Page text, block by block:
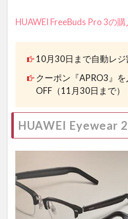
HUAWEI FreeBuds Pro 3の
10月30日まで自動レ
クーポン『APRO3』
OFF（11月30日まで）
HUAWEI Eyewear 2